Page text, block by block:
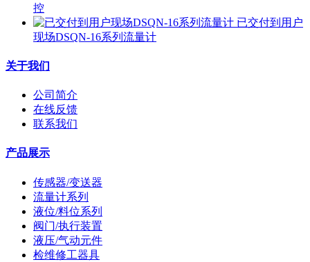
控
已交付到用户
现场DSQN-16系列流量计
关于我们
公司简介
在线反馈
联系我们
产品展示
传感器/变送器
流量计系列
液位/料位系列
阀门/执行装置
液压/气动元件
检维修工器具